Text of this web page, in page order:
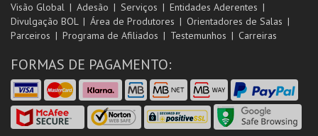
Visão Global Adesão Serviços
Entidades Aderentes
Divulgação BOL
Área de Produtores
Orientadores de Salas
Parceiros
Programa de Afiliados Testemunhos Carreiras
FORMAS DE PAGAMENTO: